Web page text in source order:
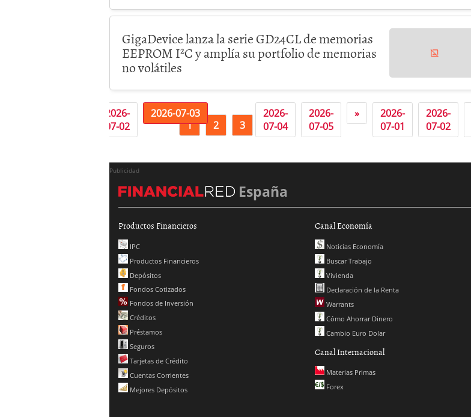
GigaDevice lanza la serie GD24CL de memorias
EEPROM I²C y amplía su portfolio de memorias
no volátiles
2026-
07-02
2026-07-03
1
2 3 4
2026-
07-04
2026-
07-05
»
2026-
07-01
2026-
07-02
Publicidad
España
Productos Financieros
IPC
Productos Financieros
Depósitos
Fondos Cotizados
Fondos de Inversión
Créditos
Préstamos
Seguros
Tarjetas de Crédito
Cuentas Corrientes
Mejores Depósitos
Canal Economía
Noticias Economía
Buscar Trabajo
Vivienda
Declaración de la Renta
Warrants
Cómo Ahorrar Dinero
Cambio Euro Dolar
Canal Internacional
Materias Primas
Forex